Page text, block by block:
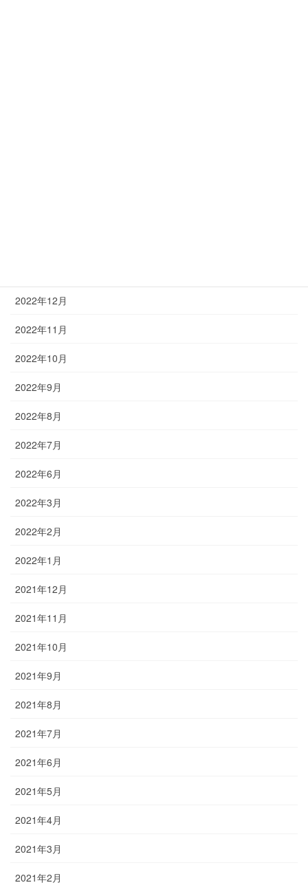
2022年12月
2022年11月
2022年10月
2022年9月
2022年8月
2022年7月
2022年6月
2022年3月
2022年2月
2022年1月
2021年12月
2021年11月
2021年10月
2021年9月
2021年8月
2021年7月
2021年6月
2021年5月
2021年4月
2021年3月
2021年2月